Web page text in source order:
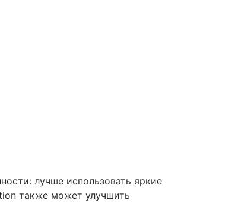
лучше использовать яркие
также может улучшить